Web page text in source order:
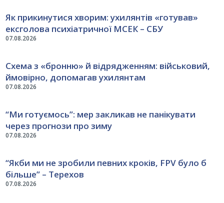
07.08.2026
Як прикинутися хворим: ухилянтів «готував»
ексголова психіатричної МСЕК – СБУ
07.08.2026
Схема з «бронню» й відрядженням: військовий,
ймовірно, допомагав ухилянтам
07.08.2026
“Ми готуємось”: мер закликав не панікувати
через прогнози про зиму
07.08.2026
“Якби ми не зробили певних кроків, FPV було б
більше” – Терехов